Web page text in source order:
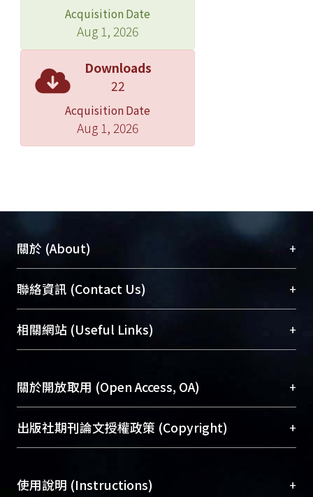
得以流通成為交易媒介，因此我們得到
了 “內部貨幣” (inside money) 伴隨
介商的存在而興起的現象。
Acquisition Date
Aug 1, 2026
Downloads
22
Acquisition Date
Aug 1, 2026
關於 (About) +
臺大位居世界頂尖大學之列，為永久珍藏及向國際
展現本校豐碩的研究成果及學術能量，圖書館整合
機構典藏（NTUR）與學術庫（AH）不同功能平
台，成為臺大學術典藏NTU scholars。期能整合研
成果。
To permanently archive and promote researcher
profiles and scholarly works, Library integrates the
services of “NTU Repository” with “Academic
聯絡資訊 (Contact Us) +
總館學科館員(Main Library)
醫學圖書館學科館員(Medical Library)
Sciences Library)
相關網站 (Useful Links) +
關於開放取用 (Open Access, OA) +
開放取用是從使用者角度提升資訊取用性的社會運
動，應用在學術研究上是透過將研究著作公開供使
用逐年攀升。同時可加速研究發展、提升研究影響
出版社期刊論文授權政策 (Copyright) +
含部分內容的版權非匯入者所有，或由第三方贊
使用說明 (Instructions) +